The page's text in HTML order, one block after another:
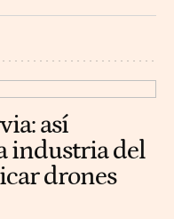
así
industria del
drones